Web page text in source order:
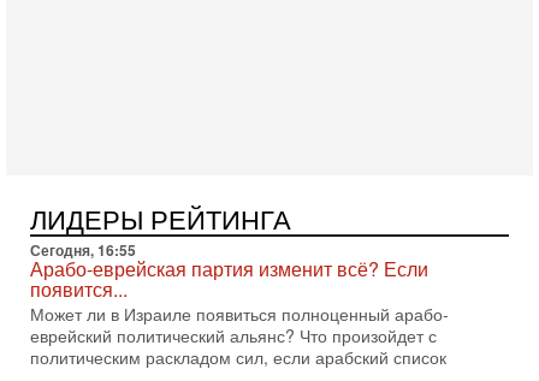
02/08/2026
Президент США Дональд Трамп сегодня заявил об отмене
подготовленного удара по Ирану после обращений
Тегерана и других стран региона. По его словам,
1-08-2026, 17:50
«Русский голос» Израиля: кто заберет его на этот
раз?
ЛИДЕРЫ РЕЙТИНГА
Сегодня, 16:55
Арабо-еврейская партия изменит всё? Если
появится...
Может ли в Израиле появиться полноценный арабо-
еврейский политический альянс? Что произойдет с
политическим раскладом сил, если арабский список